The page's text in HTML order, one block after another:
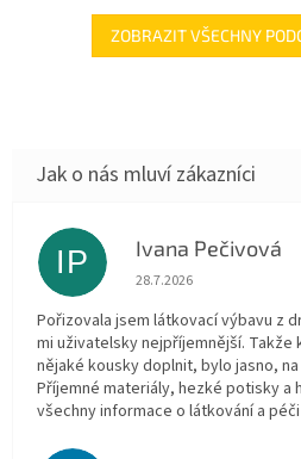
ZOBRAZIT VŠECHNY
IP Ivana Pečivová
Hodnocení obchodu je
28.7.2026
Pořizovala jsem látkovací výbavu z
mi uživatelsky nejpříjemnější.
nějaké kousky doplnit, bylo jasno,
Příjemné materiály, hezké potisky a
všechny informace o látkování a